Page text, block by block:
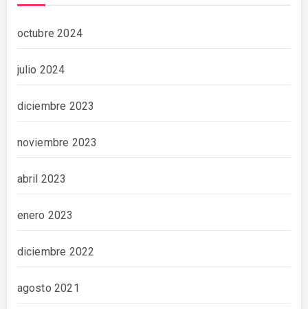
octubre 2024
julio 2024
diciembre 2023
noviembre 2023
abril 2023
enero 2023
diciembre 2022
agosto 2021